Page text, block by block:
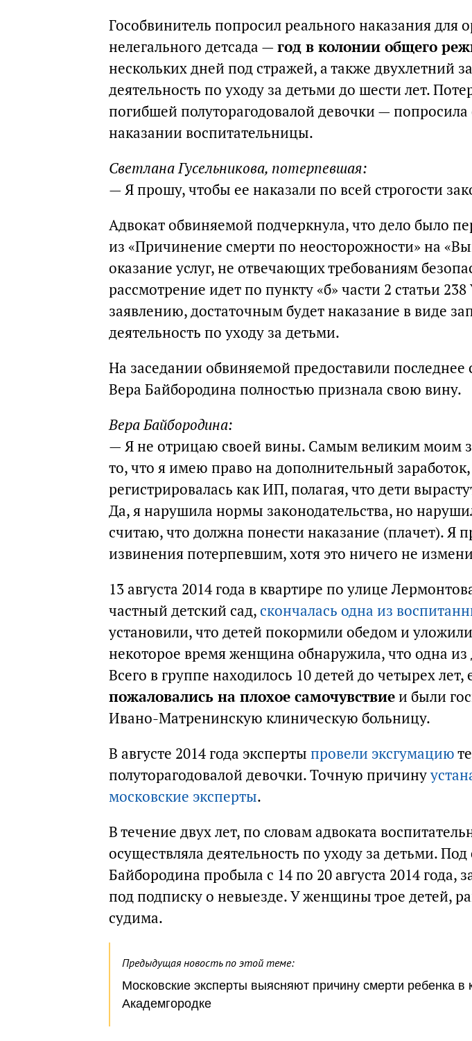
Гособвинитель попросил реального наказания для
нелегального детсада —год в колонии общего
нескольких дней под стражей, а также двухлетний
деятельность по уходу за детьми до шести лет.
погибшей полуторагодовалой девочки — попросила
наказании воспитательницы.
Светлана Гусельникова, потерпевшая:
— Я прошу, чтобы ее наказали по всей строгости
Адвокат обвиняемой подчеркнула, что дело было
из «Причинение смерти по неосторожности» на
оказание услуг, не отвечающих требованиям
рассмотрение идет по пункту «б» части 2 статьи
заявлению, достаточным будет наказание в виде
деятельность по уходу за детьми.
На заседании обвиняемой предоставили последнее
Вера Байбородина полностью признала свою вину.
Вера Байбородина:
— Я не отрицаю своей вины. Самым великим моим
то, что я имею право на дополнительный
регистрировалась как ИП, полагая, что дети
Да, я нарушила нормы законодательства, но
считаю, что должна понести наказание (плачет). Я
извинения потерпевшим, хотя это ничего не
13 августа 2014 года в квартире по улице
частный детский сад,скончалась одна из
установили, что детей покормили обедом и уложили
некоторое время женщина обнаружила, что одна из
Всего в группе находилось 10 детей до четырех лет,
пожаловались на плохое самочувствиеи были
Ивано-Матренинскую клиническую больницу.
В августе 2014 года эксперты провели эксгумацию
полуторагодовалой девочки. Точную причину
московские эксперты.
В течение двух лет, по словам адвоката
осуществляла деятельность по уходу за детьми.
Байбородина пробыла с 14 по 20 августа 2014 года,
под подписку о невыезде. У женщины трое детей,
судима.
Предыдущая новость по этой теме:
Московские эксперты выясняют причину смерти ребенка в
Академгородке